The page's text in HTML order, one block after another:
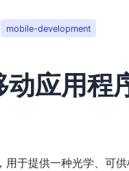
mobile-development
应用程
用于提供一种光学、可